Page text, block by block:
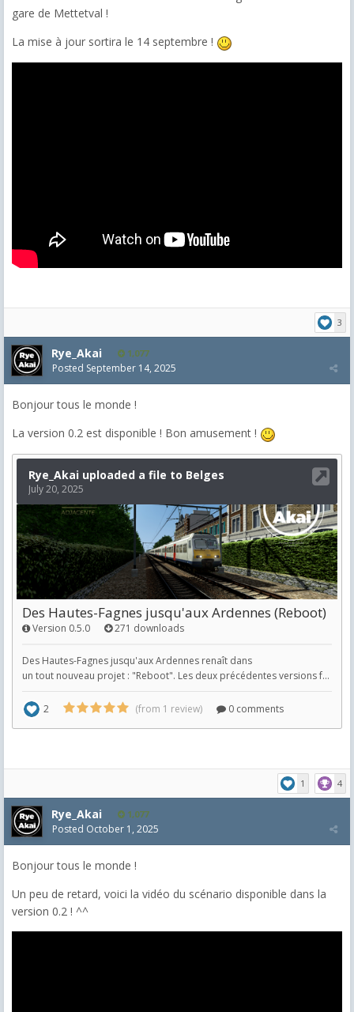
gare de Mettetval !
La mise à jour sortira le 14 septembre !
3
Rye_Akai 1,077
Posted September 14, 2025
Bonjour tous le monde !
La version 0.2 est disponible ! Bon amusement !
1 4
Rye_Akai 1,077
Posted October 1, 2025
Bonjour tous le monde !
Un peu de retard, voici la vidéo du scénario disponible dans la
version 0.2 ! ^^